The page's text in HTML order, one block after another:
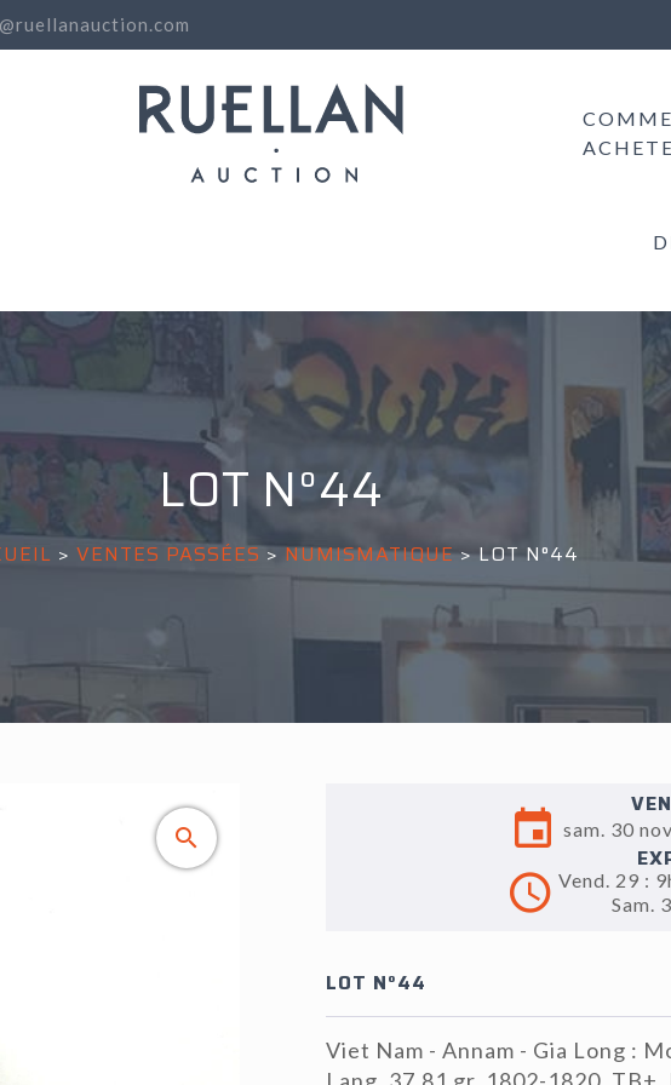
LOT N°44
> VENTES PASSÉES>NUMISMATIQUE>LOT N°44
sam. 30
Vend. 29 :
Sam.
LOT N°44
Viet Nam - Annam - Gia Long :